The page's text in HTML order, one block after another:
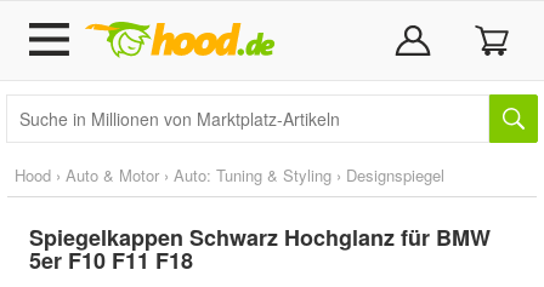
Hood › Auto & Motor › Auto: Tuning & Styling › Designspiegel
Spiegelkappen Schwarz Hochglanz für BMW
5er F10 F11 F18